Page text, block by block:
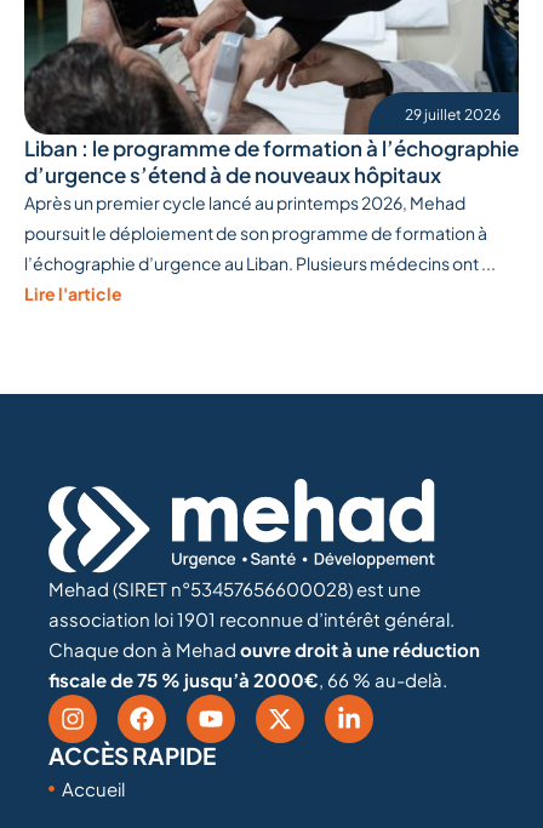
29 juillet 2026
Liban : le programme de formation à l’échographie
d’urgence s’étend à de nouveaux hôpitaux
Après un premier cycle lancé au printemps 2026, Mehad
poursuit le déploiement de son programme de formation à
l’échographie d’urgence au Liban. Plusieurs médecins ont ...
Lire l'article
Mehad (SIRET n°53457656600028) est une
association loi 1901 reconnue d’intérêt général.
Chaque don à Mehad ouvre droit à une réduction
fiscale de 75 % jusqu’à 2000€, 66 % au-delà.
ACCÈS RAPIDE
Accueil